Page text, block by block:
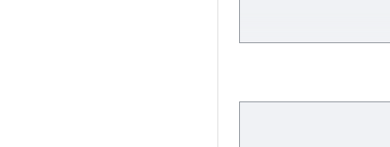
יתכנו עיכובים הקשורים לשילוח הימי בעת הזמנת מחו"ל, במידה וייחול עיכוב שאינו תלוי בספק, מועד האספקה יתארך בעוד 30 ימי עבודה ולא יחשב